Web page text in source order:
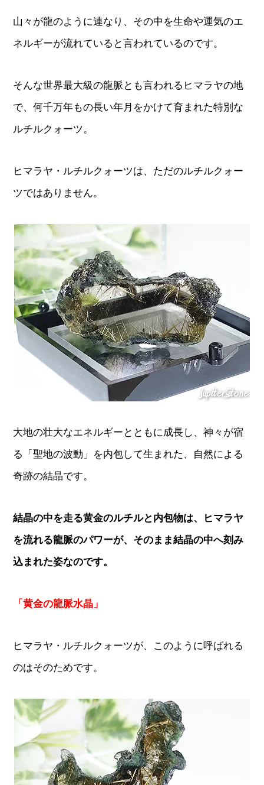
山々が龍のように連なり、その中を生命や運気のエ
ネルギーが流れていると言われているのです。
そんな世界最大級の龍脈とも言われるヒマラヤの地
で、何千万年もの長い年月をかけて育まれた特別な
ルチルクォーツ。
ヒマラヤ・ルチルクォーツは、ただのルチルクォー
ツではありません。
大地の壮大なエネルギーとともに成長し、神々が宿
る「聖地の波動」を内包して生まれた、自然による
奇跡の結晶です。
結晶の中を走る黄金のルチルと内包物は、ヒマラヤ
を流れる龍脈のパワーが、そのまま結晶の中へ刻み
込まれた姿なのです。
「黄金の龍脈水晶」
ヒマラヤ・ルチルクォーツが、このように呼ばれる
のはそのためです。